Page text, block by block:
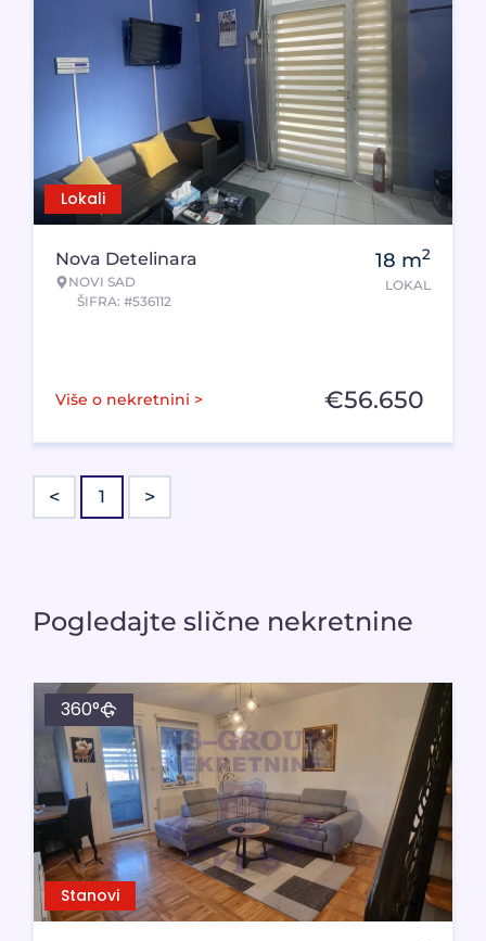
Lokali
Nova Detelinara
NOVI SAD
ŠIFRA: #536112
18 m2
LOKAL
Više o nekretnini > €56.650
< 1 >
Pogledajte slične nekretnine
Stanovi
360°